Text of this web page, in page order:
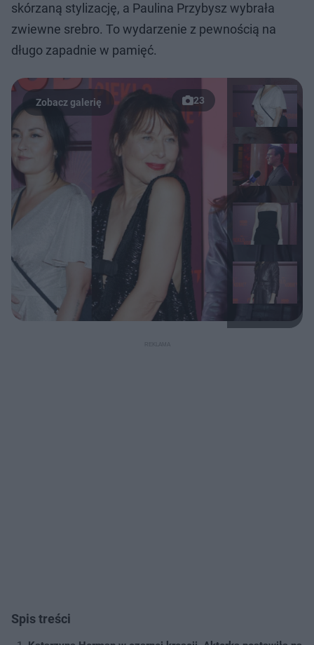
skórzaną stylizację, a Paulina Przybysz wybrała
zwiewne srebro. To wydarzenie z pewnością na
długo zapadnie w pamięć.
23
Spis treści